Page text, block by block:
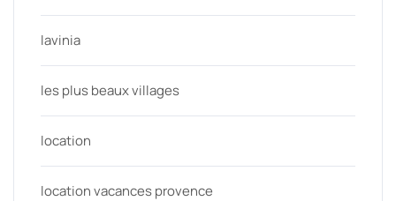
lavinia
les plus beaux villages
location
location vacances provence